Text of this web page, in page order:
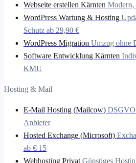
Webseite erstellen Kärnten Modern,
WordPress Wartung & Hosting
Schutz ab 29,90 €
WordPress Migration Umzug ohne
Software Entwicklung Kärnten
KMU
Hosting & Mail
E-Mail Hosting (Mailcow)
Anbieter
Hosted Exchange (Microsoft)
ab € 15
Webhosting Privat Günstiges